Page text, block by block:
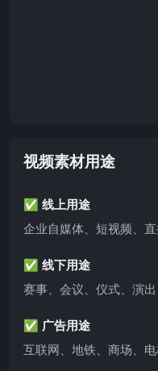
视频素材用途
✅ 线上用途
企业自媒体、短视频、
✅ 线下用途
赛事、会议、仪式、演
✅ 广告用途
互联网、地铁、商场、